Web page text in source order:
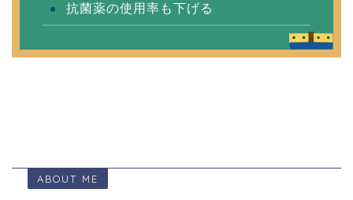
抗菌薬の使用率も下げる
ABOUT ME